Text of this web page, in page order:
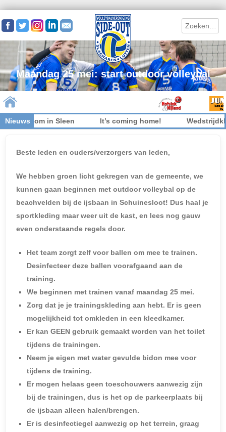
Search
Maandag 25 mei: start outdoor volleybal
Nieuws
welkom in Sleen It’s coming home!
Beste leden en ouders/verzorgers van leden,
We hebben groen licht gekregen van de gemeente, we
kunnen gaan beginnen met outdoor volleybal op de
beachvelden bij de ijsbaan in Schuinesloot! Dus haal je
sportkleding maar weer uit de kast, en lees nog gauw
even onderstaande regels door.
Het team zorgt zelf voor ballen om mee te trainen.
Desinfecteer deze ballen voorafgaand aan de
training.
We beginnen met trainen vanaf maandag 25 mei.
Zorg dat je je trainingskleding aan hebt. Er is geen
mogelijkheid tot omkleden in een kleedkamer.
Er kan GEEN gebruik gemaakt worden van het toilet
tijdens de trainingen.
Neem je eigen met water gevulde bidon mee voor
tijdens de training.
Er mogen helaas geen toeschouwers aanwezig zijn
bij de trainingen, dus is het op de parkeerplaats bij
de ijsbaan alleen halen/brengen.
Er is desinfectiegel aanwezig op het terrein, graag